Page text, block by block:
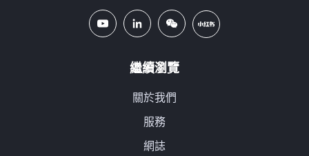
繼續瀏覽
關於我們
服務
網誌